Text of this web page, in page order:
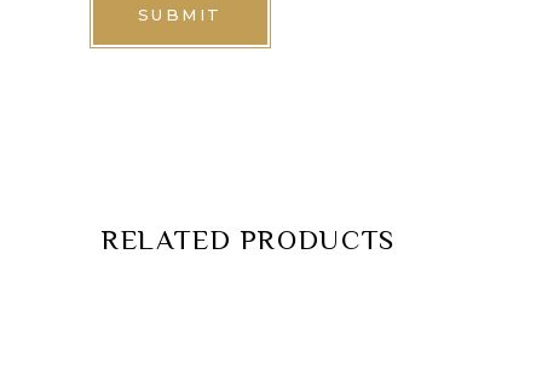
RELATED PRODUCTS